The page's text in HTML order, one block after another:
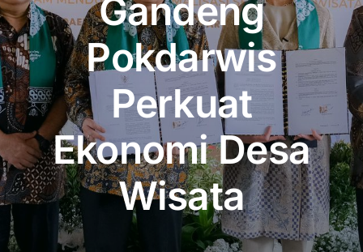
Publikasi
Peta Wisata
BLU
Gandeng
Pokdarwis
Perkuat
Ekonomi Desa
Wisata